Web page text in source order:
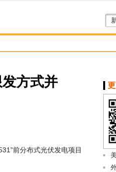
方式并
前分布式光伏发电项目